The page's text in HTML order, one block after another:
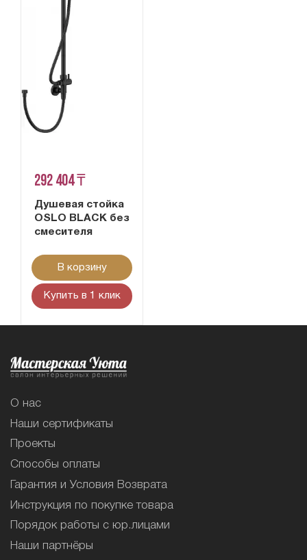
292 404 ₸
Душевая стойка
OSLO BLACK без
смесителя
В корзину
Купить в 1 клик
О нас
Наши сертификаты
Проекты
Способы оплаты
Гарантия и Условия Возврата
Инструкция по покупке товара
Порядок работы с юр.лицами
Наши партнёры